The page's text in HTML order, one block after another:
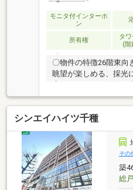
と広々としております
ルーム面積：0.62㎡含
モニタ付インターホ
ン
所有権
タ
(階
〇物件の特徴26階東向
眺望が楽しめる、採光
房・ディスポーザー・
し、日々の暮らしの質
用部にはラウンジ・高
し、野村不動産プラウ
られます〇生活利便性
ヤ」が近隣にあり、都
セブンイレブン（24時
常の買い物も便利です
屋・ラシック・パルコ
にも困りません
シンエイハイツ千種
その
築
総